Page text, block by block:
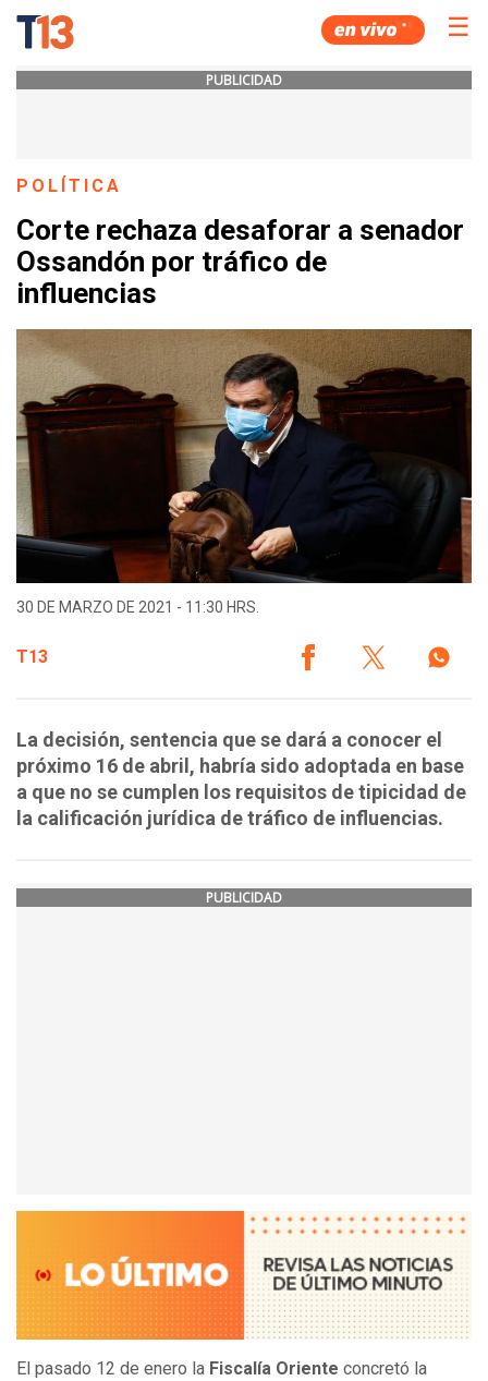
☰
PUBLICIDAD
POLÍTICA
Corte rechaza desaforar a senador
Ossandón por tráfico de
influencias
30 DE MARZO DE 2021 - 11:30 HRS.
T13
La decisión, sentencia que se dará a conocer el
próximo 16 de abril, habría sido adoptada en base
a que no se cumplen los requisitos de tipicidad de
la calificación jurídica de tráfico de influencias.
PUBLICIDAD
El pasado 12 de enero la Fiscalía Oriente concretó la